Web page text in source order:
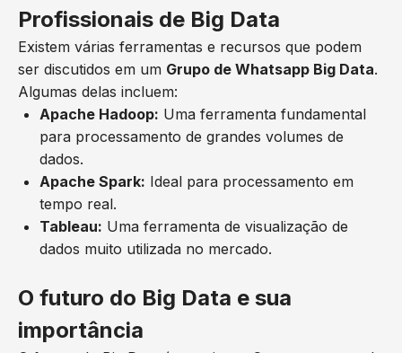
Profissionais de Big Data
Existem várias ferramentas e recursos que podem
ser discutidos em um Grupo de Whatsapp Big Data.
Algumas delas incluem:
Apache Hadoop: Uma ferramenta fundamental
para processamento de grandes volumes de
dados.
Apache Spark: Ideal para processamento em
tempo real.
Tableau: Uma ferramenta de visualização de
dados muito utilizada no mercado.
O futuro do Big Data e sua
importância